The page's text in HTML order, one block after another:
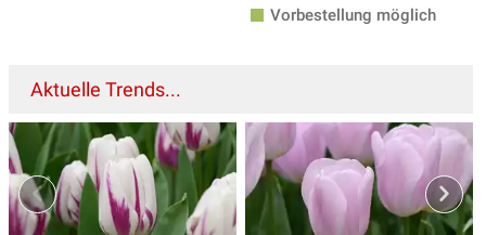
Vorbestellung möglich
Aktuelle Trends...